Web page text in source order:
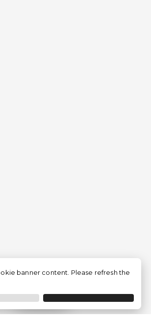
Filtro
banner content. Please refresh the